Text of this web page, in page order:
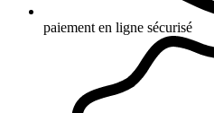
paiement en ligne sécurisé